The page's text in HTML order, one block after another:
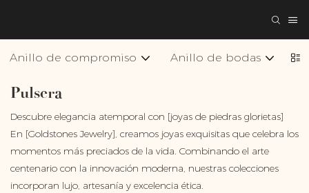
Anillo de compromiso Anillo de bodas
Pulsera
Descubre elegancia atemporal con [joyas de piedras glorietas]
En [Goldstones Jewelry], creamos joyas exquisitas que celebra los
momentos más preciados de la vida. Combinando el arte
centenario con la innovación moderna, nuestras colecciones
incorporan lujo, artesanía y excelencia ética.